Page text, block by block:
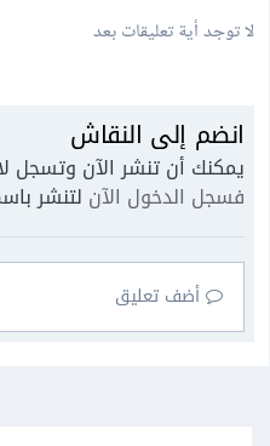
لا توجد أية تعليقات بعد
انضم إلى النقاش
يمكنك أن تنشر الآن وتسجل
فسجل الدخول الآن لتنشر
أضف تعليق